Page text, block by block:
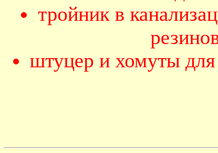
тройник в
штуцер и хомуты